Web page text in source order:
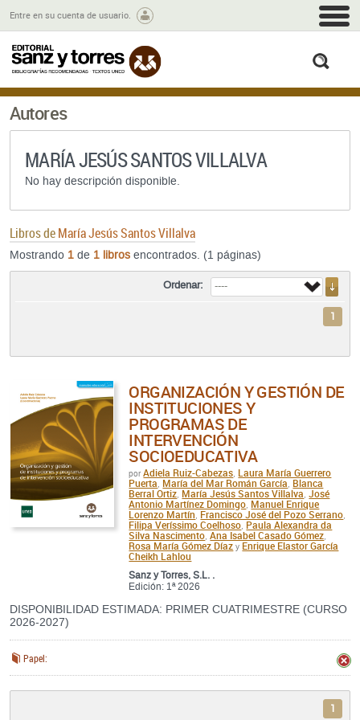
Entre en su cuenta de usuario.
Autores
MARÍA JESÚS SANTOS VILLALVA
No hay descripción disponible.
Libros deMaría Jesús Santos Villalva
Mostrando 1 de 1 libros encontrados. (1 páginas)
Ordenar:
1
ORGANIZACIÓN Y GESTIÓN DE
INSTITUCIONES Y
PROGRAMAS DE
INTERVENCIÓN
SOCIOEDUCATIVA
por Adiela Ruiz-Cabezas Laura María Guerrero
Puerta María del Mar Román García Blanca
Berral Ortiz María Jesús Santos Villalva José
Antonio Martínez Domingo Manuel Enrique
Lorenzo Martín Francisco José del Pozo Serrano
Filipa Veríssimo Coelhoso Paula Alexandra da
Silva Nascimento Ana Isabel Casado Gómez
Rosa María Gómez Díaz y Enrique Elastor García
Cheikh Lahlou
Sanz y Torres, S.L. .
Edición: 1ª 2026
DISPONIBILIDAD ESTIMADA: PRIMER CUATRIMESTRE (CURSO
2026-2027)
Papel:
1